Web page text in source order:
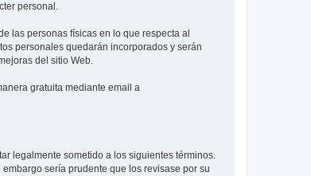
personal.
las personas físicas en lo que respecta al
personales quedarán incorporados y serán
del sitio Web.
gratuita mediante email a
legalmente sometido a los siguientes términos.
sería prudente que los revisase por su